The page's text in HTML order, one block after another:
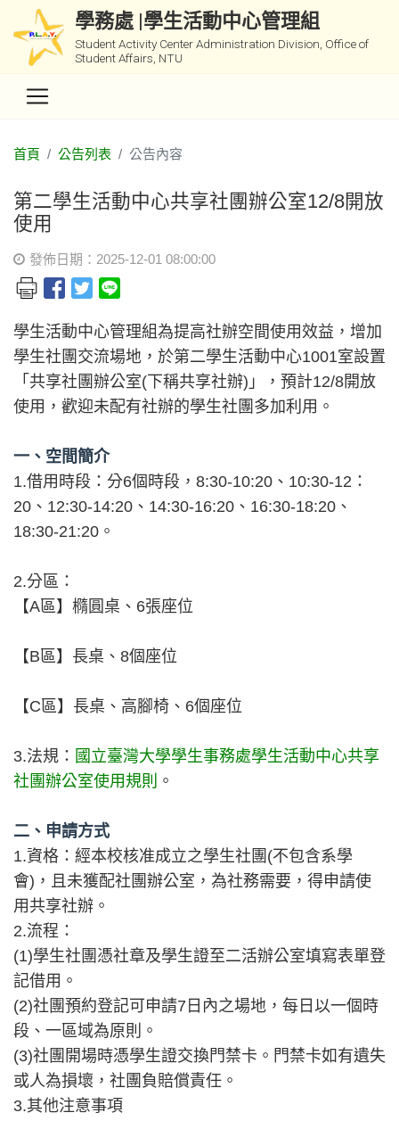
學務處 |學生活動中心管理組
Student Activity Center Administration Division, Office of
Student Affairs, NTU
首頁 公告列表 公告內容
第二學生活動中心共享社團辦公室12/8開放
使用
發佈日期：2025-12-01 08:00:00
學生活動中心管理組為提高社辦空間使用效益，增加
學生社團交流場地，於第二學生活動中心1001室設置
「共享社團辦公室(下稱共享社辦)」，預計12/8開放
使用，歡迎未配有社辦的學生社團多加利用。
一、空間簡介
1.借用時段：分6個時段，8:30-10:20、10:30-12：
20、12:30-14:20、14:30-16:20、16:30-18:20、
18:30-21:20。
2.分區：
【A區】橢圓桌、6張座位
【B區】長桌、8個座位
【C區】長桌、高腳椅、6個座位
3.法規： 國立臺灣大學學生事務處學生活動中心共享
社團辦公室使用規則 。
二、申請方式
1.資格：經本校核准成立之學生社團(不包含系學
會)，且未獲配社團辦公室，為社務需要，得申請使
用共享社辦。
2.流程：
(1)學生社團憑社章及學生證至二活辦公室填寫表單登
記借用。
(2)社團預約登記可申請7日內之場地，每日以一個時
段、一區域為原則。
(3)社團開場時憑學生證交換門禁卡。門禁卡如有遺失
或人為損壞，社團負賠償責任。
3.其他注意事項